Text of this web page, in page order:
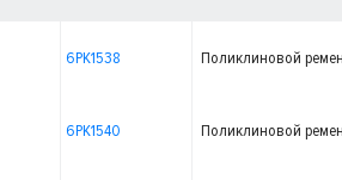
6PK1538 Поликлиновой
6PK1540 Поликлиновой